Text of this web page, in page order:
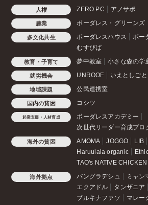
人権 ZERO PC アノサポ
農業 ボーダレス・グリーンズ
多文化共生 ボーダレスハウス
ボー
むすびば
教育・子育て 夢中教室 小さな森の学
就労機会 UNROOF いえとしごと
地域課題 公民連携室
国内の貧困 コシツ
起業支援・人材育成
ボーダレスアカデミー
次世代リーダー育成プロ
海外の貧困 AMOMA JOGGO LIB
Haruulala organic
TAO's NATIVE CHICKEN
海外拠点 バングラデシュ ミャン
エクアドル
タンザニア
ブルキナファソ
マレー